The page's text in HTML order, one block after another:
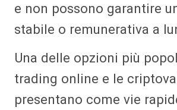
e non possono garantire
stabile o remunerativa a
Una delle opzioni più
trading online e le
presentano come vie